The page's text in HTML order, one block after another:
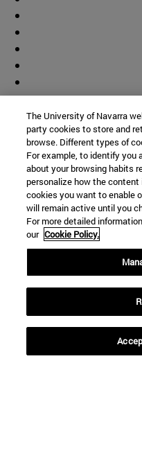
Biblioteca(abre en
Búsqueda de
Trabaja con nosotros
The University of Navarra
party cookies to store and
browse. Different types of
For example, to identify you
about your browsing habits
personalize how the
cookies you want to enable
will remain active until you
For more detailed
our Cookie Policy.